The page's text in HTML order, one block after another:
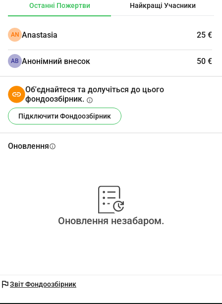
which you will give, thanks a lot!🫶🏻
Останні Пожертви Найкращі Учасники
AN Anastasia 25 €
АВ Анонімний внесок 50 €
Об'єднайтеся та долучіться до цього
фондоозбірник. info
Підключити Фондоозбірник
Оновленняinfo
Оновлення незабаром.
flagЗвіт Фондоозбірник